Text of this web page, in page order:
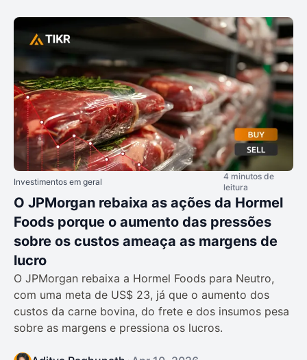
Investimentos em geral
4 minutos de
leitura
O JPMorgan rebaixa as ações da Hormel
Foods porque o aumento das pressões
sobre os custos ameaça as margens de
lucro
O JPMorgan rebaixa a Hormel Foods para Neutro,
com uma meta de US$ 23, já que o aumento dos
custos da carne bovina, do frete e dos insumos pesa
sobre as margens e pressiona os lucros.